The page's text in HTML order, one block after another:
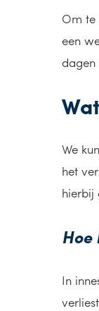
Om te
een
We
het
hierbij
In